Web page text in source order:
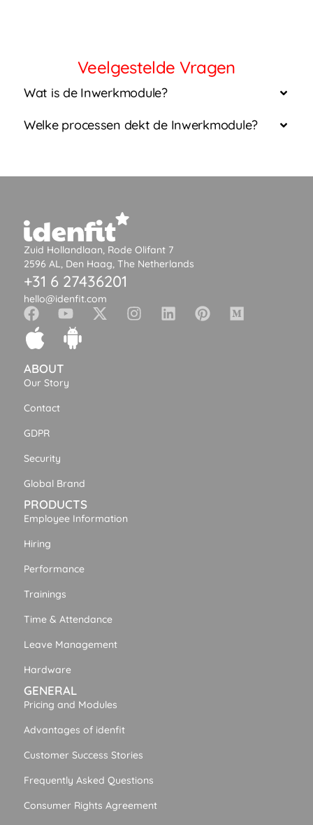
Veelgestelde Vragen
Wat is de Inwerkmodule?
Welke processen dekt de Inwerkmodule?
Zuid Hollandlaan, Rode Olifant 7
2596 AL, Den Haag, The Netherlands
+31 6 27436201
hello@idenfit.com
ABOUT
Our Story
Contact
GDPR
Security
Global Brand
PRODUCTS
Employee Information
Hiring
Performance
Trainings
Time & Attendance
Leave Management
Hardware
GENERAL
Pricing and Modules
Advantages of idenfit
Customer Success Stories
Frequently Asked Questions
Consumer Rights Agreement